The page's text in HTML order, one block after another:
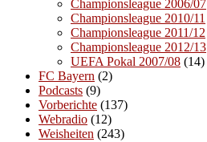
Championsleague 2006/07
Championsleague 2010/11
Championsleague 2011/12
Championsleague 2012/13
UEFA Pokal 2007/08 (14)
FC Bayern (2)
Podcasts (9)
Vorberichte (137)
Webradio (12)
Weisheiten (243)